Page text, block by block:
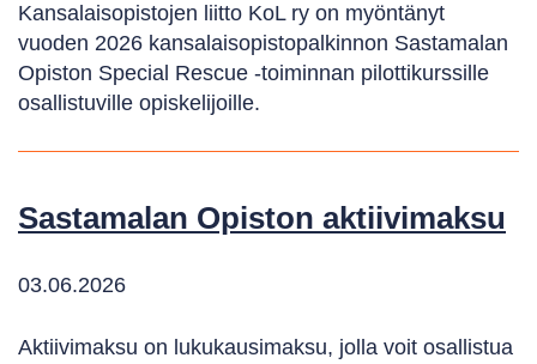
Kansalaisopistojen liitto KoL ry on myöntänyt
vuoden 2026 kansalaisopistopalkinnon Sastamalan
Opiston Special Rescue -toiminnan pilottikurssille
osallistuville opiskelijoille.
Sastamalan Opiston aktiivimaksu
03.06.2026
Aktiivimaksu on lukukausimaksu, jolla voit osallistua